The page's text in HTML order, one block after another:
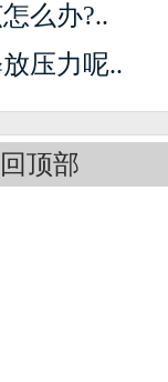
么办?..
压力呢..
顶部